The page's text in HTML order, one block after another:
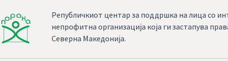
Републичкиот центар за поддршка на лица со
непрофитна организација која ги застапува
Северна Македонија.